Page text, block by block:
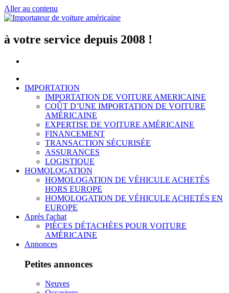
Aller au contenu
à votre service depuis 2008 !
IMPORTATION
IMPORTATION DE VOITURE AMERICAINE
COÛT D’UNE IMPORTATION DE VOITURE
AMÉRICAINE
EXPERTISE DE VOITURE AMÉRICAINE
FINANCEMENT
TRANSACTION SÉCURISÉE
ASSURANCES
LOGISTIQUE
HOMOLOGATION
HOMOLOGATION DE VÉHICULE ACHETÉS
HORS EUROPE
HOMOLOGATION DE VÉHICULE ACHETÉS EN
EUROPE
Après l'achat
PIÈCES DÉTACHÉES POUR VOITURE
AMÉRICAINE
Annonces
Petites annonces
Neuves